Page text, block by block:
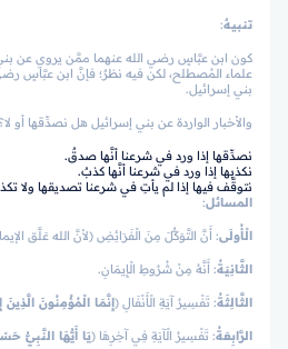
تنبيهٌ:
كون ابن عبَّاسٍ رضي الله عنهما ممَّن يروي عن
علماء المُصطلح، لكن فيه نظرٌ؛ فإنَّ ابن عبَّاسٍ
بني إسرائيل.
والأخبار الواردة عن بني إسرائيل هل نصدِّقها أو
نصدِّقها إذا ورد في شرعنا أنَّها صدقٌ.
نكذبها إذا ورد في شرعنا أنَّها كذبٌ.
نتوقَّف فيها إذا لم يأتِ في شرعنا تصديقها ولا
المسائل:
الْأُولَى: أَنَّ التَّوَكُّلَ مِنَ الْفَرَائِضِ (لأنَّ الله عَلَّق
الثَّانِيَةُ: أَنَّهُ مِنْ شُرُوطِ الْإِيمَانِ.
الثَّالِثَةُ: تَفْسِيرُ آيَةِ الْأَنْفَالِ ﴿إِنَّمَا الْمُؤْمِنُونَ
الرَّابِعَةُ: تَفْسِيرُ الْآيَةِ فِي آخِرِهَا ﴿يَا أَيُّهَا النَّبِيُّ